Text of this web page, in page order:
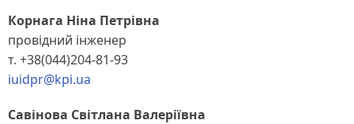
Корнага Ніна Петрівна
провідний інженер
т. +38(044)204-81-93
iuidpr@kpi.ua
Савінова Світлана Валеріївна